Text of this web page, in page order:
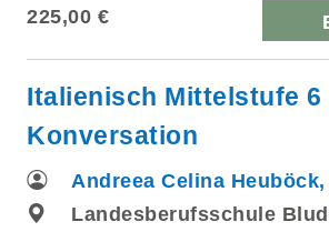
225,00 €
Italienisch Mittelstufe 6
Konversation
Andreea Celina Heuböck,
Landesberufsschule